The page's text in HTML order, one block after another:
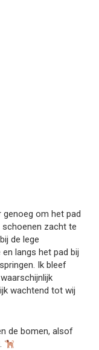
genoeg om het pad
zacht te
de lege
langs het pad bij
Ik bleef
wachtend tot wij
de bomen, alsof